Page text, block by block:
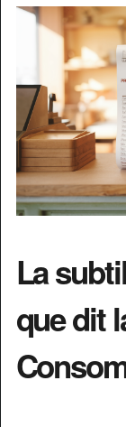
La
que dit